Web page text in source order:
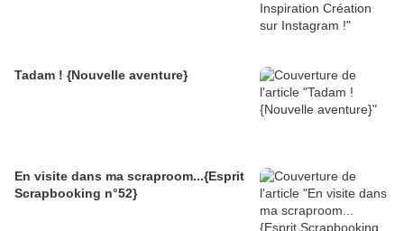
Tadam ! {Nouvelle aventure}
En visite dans ma scraproom...{Esprit
Scrapbooking n°52}